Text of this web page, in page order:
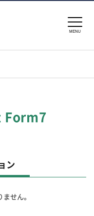
MENU
Form7
ン
せん。